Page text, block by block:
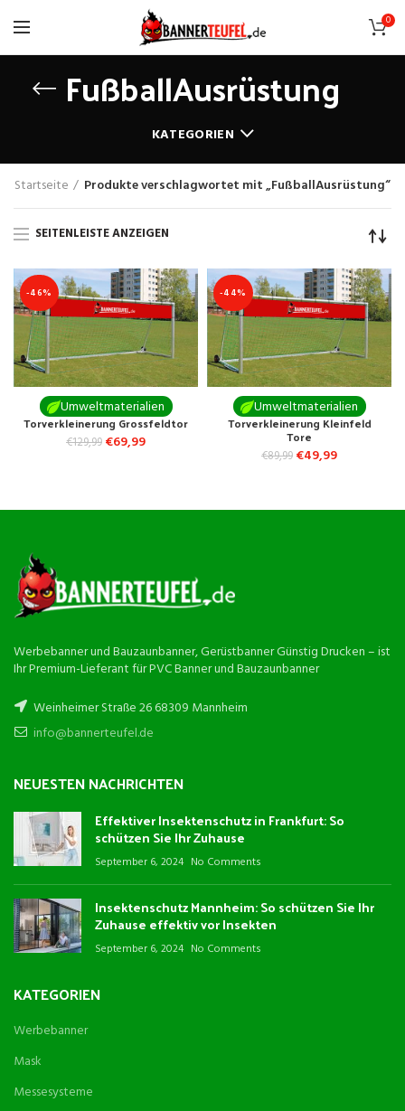
0
FußballAusrüstung
KATEGORIEN
Startseite Produkte verschlagwortet mit „FußballAusrüstung“
SEITENLEISTE ANZEIGEN
-46%
Umweltmaterialien
Torverkleinerung Grossfeldtor
€129,99 €69,99
-44%
Umweltmaterialien
Torverkleinerung Kleinfeld
Tore
€89,99 €49,99
Werbebanner und Bauzaunbanner, Gerüstbanner Günstig Drucken – ist
Ihr Premium-Lieferant für PVC Banner und Bauzaunbanner
Weinheimer Straße 26 68309 Mannheim
info@bannerteufel.de
NEUESTEN NACHRICHTEN
Effektiver Insektenschutz in Frankfurt: So
schützen Sie Ihr Zuhause
September 6, 2024 No Comments
Insektenschutz Mannheim: So schützen Sie Ihr
Zuhause effektiv vor Insekten
September 6, 2024 No Comments
KATEGORIEN
Werbebanner
Mask
Messesysteme